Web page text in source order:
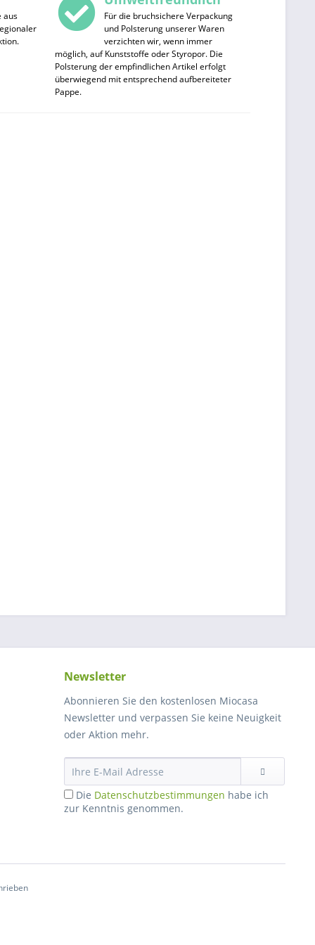
aus
Für die bruchsichere Verpackung
und Polsterung unserer Waren
verzichten wir, wenn immer
möglich, auf Kunststoffe oder Styropor. Die
Polsterung der empfindlichen Artikel erfolgt
überwiegend mit entsprechend aufbereiteter
Pappe.
Newsletter
Abonnieren Sie den kostenlosen Miocasa
Newsletter und verpassen Sie keine Neuigkeit
oder Aktion mehr.
Die Datenschutzbestimmungen habe ich
zur Kenntnis genommen.